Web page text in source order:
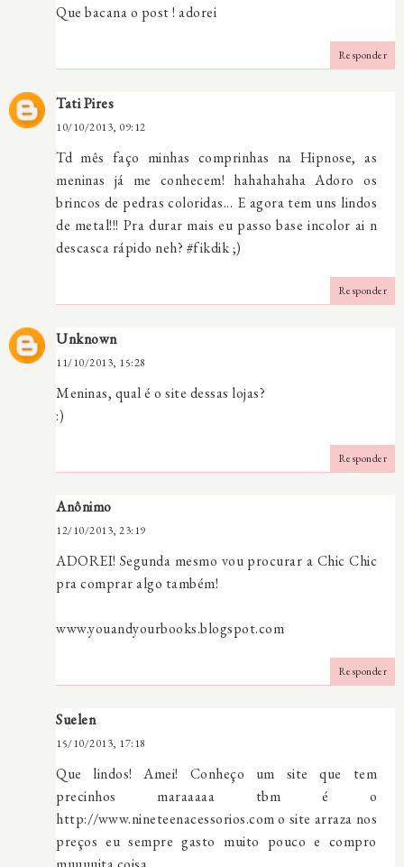
Que bacana o post ! adorei
Responder
Tati Pires
10/10/2013, 09:12
Td mês faço minhas comprinhas na Hipnose, as
meninas já me conhecem! hahahahaha Adoro os
brincos de pedras coloridas... E agora tem uns lindos
de metal!!! Pra durar mais eu passo base incolor ai n
descasca rápido neh? #fikdik ;)
Responder
Unknown
11/10/2013, 15:28
Meninas, qual é o site dessas lojas?
:)
Responder
Anônimo
12/10/2013, 23:19
ADOREI! Segunda mesmo vou procurar a Chic Chic
pra comprar algo também!
www.youandyourbooks.blogspot.com
Responder
Suelen
15/10/2013, 17:18
Que lindos! Amei! Conheço um site que tem
precinhos maraaaaa tbm é o
http://www.nineteenacessorios.com o site arraza nos
preços eu sempre gasto muito pouco e compro